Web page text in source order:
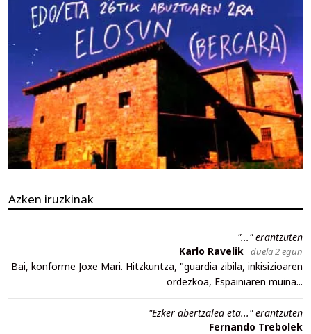
Azken iruzkinak
"..." erantzuten
Karlo Ravelik duela 2 egun
Bai, konforme Joxe Mari. Hitzkuntza, "guardia zibila, inkisizioaren
ordezkoa, Espainiaren muina...
"Ezker abertzalea eta..." erantzuten
Fernando Trebolek